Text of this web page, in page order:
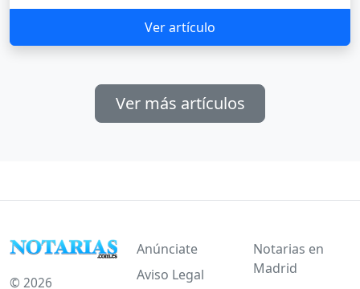
Ver artículo
Ver más artículos
© 2026
Anúnciate
Aviso Legal
Notarias en
Madrid